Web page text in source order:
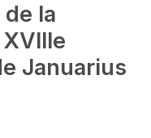
de la
Januarius